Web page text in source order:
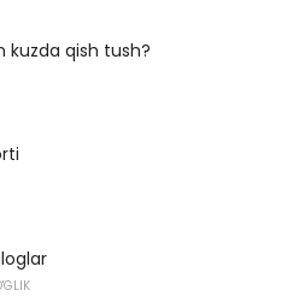
kuzda qish tush?